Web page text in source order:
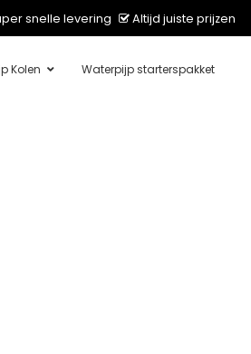
snelle levering Altijd juiste prijzen
Kolen Waterpijp starterspakket